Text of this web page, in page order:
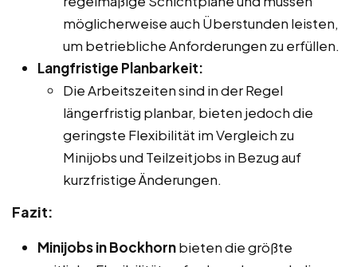
möglicherweise auch Überstunden leisten,
um betriebliche Anforderungen zu erfüllen.
Langfristige Planbarkeit:
Die Arbeitszeiten sind in der Regel
längerfristig planbar, bieten jedoch die
geringste Flexibilität im Vergleich zu
Minijobs und Teilzeitjobs in Bezug auf
kurzfristige Änderungen.
Fazit:
Minijobs in Bockhornbieten die größte